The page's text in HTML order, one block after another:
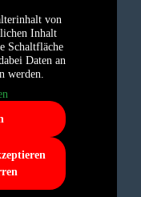
von
Inhalt
Schaltfläche
Daten an
werden.